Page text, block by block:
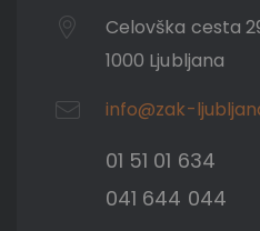
Celovška cesta
1000 Ljubljana
info@zak-
01 51 01 634
041 644 044